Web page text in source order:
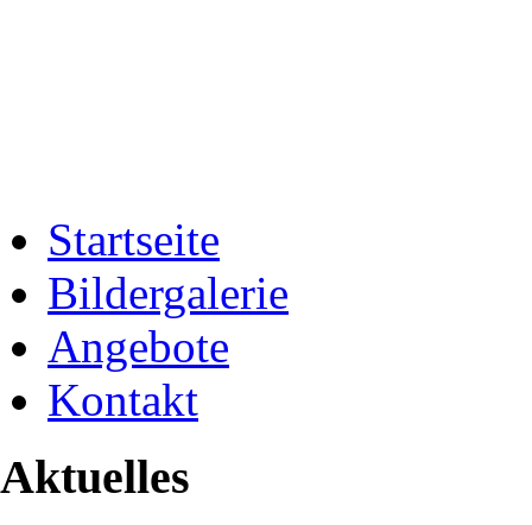
Startseite
Bildergalerie
Angebote
Kontakt
Aktuelles